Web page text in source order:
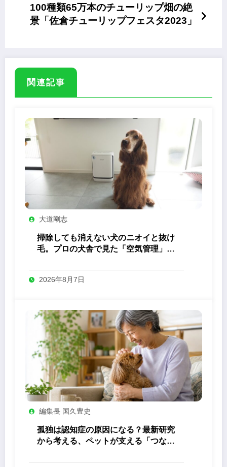
100種類65万本のチューリップ畑の絶
景「佐倉チューリップフェスタ2023」
関連記事
大道剛志
掃除しても消えない犬のニオイと抜け
毛。プロの犬舎で見た「空気管理」の
2026年8月7日
編集長 国久豊史
孤独は認知症の原因になる？最新研究
から考える、ペットが支える「つなが